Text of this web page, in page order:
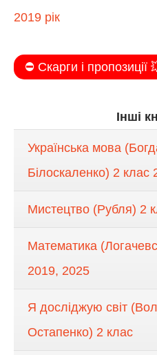
2019 рік
⛔️ Скарги і пропозиції
Інші
Українська мова
Білоскаленко) 2 клас
Мистецтво (Рубля) 2
Математика
2019, 2025
Я досліджую світ
Остапенко) 2 клас